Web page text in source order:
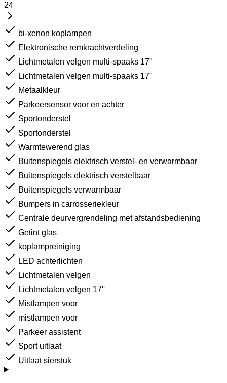
24
bi-xenon koplampen
Elektronische remkrachtverdeling
Lichtmetalen velgen multi-spaaks 17"
Lichtmetalen velgen multi-spaaks 17"
Metaalkleur
Parkeersensor voor en achter
Sportonderstel
Sportonderstel
Warmtewerend glas
Buitenspiegels elektrisch verstel- en verwarmbaar
Buitenspiegels elektrisch verstelbaar
Buitenspiegels verwarmbaar
Bumpers in carrosseriekleur
Centrale deurvergrendeling met afstandsbediening
Getint glas
koplampreiniging
LED achterlichten
Lichtmetalen velgen
Lichtmetalen velgen 17''
Mistlampen voor
mistlampen voor
Parkeer assistent
Sport uitlaat
Uitlaat sierstuk